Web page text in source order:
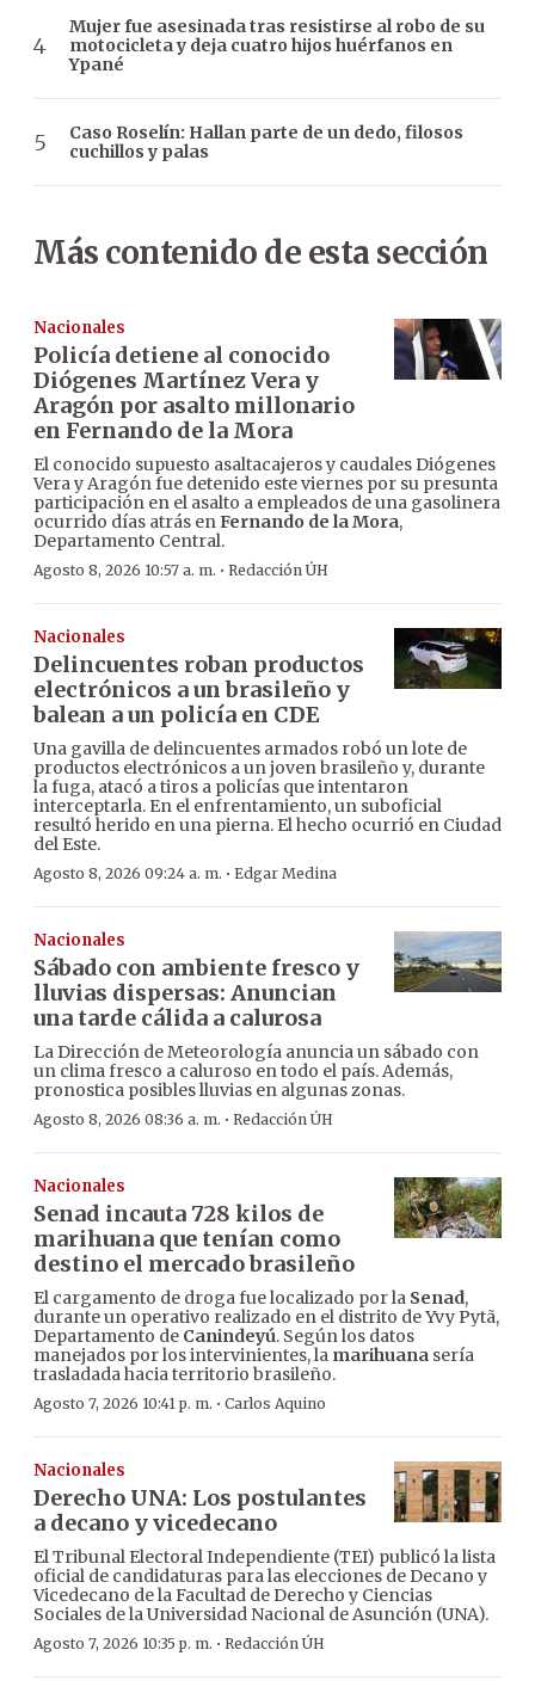
Mujer fue asesinada tras resistirse al robo de su
motocicleta y deja cuatro hijos huérfanos en
Ypané
Caso Roselín: Hallan parte de un dedo, filosos
cuchillos y palas
Más contenido de esta sección
Nacionales
Policía detiene al conocido
Diógenes Martínez Vera y
Aragón por asalto millonario
en Fernando de la Mora
El conocido supuesto asaltacajeros y caudales Diógenes
Vera y Aragón fue detenido este viernes por su presunta
participación en el asalto a empleados de una gasolinera
ocurrido días atrás enFernando de la Mora,
Departamento Central.
Agosto 8, 2026 10:57 a. m. · Redacción ÚH
Nacionales
Delincuentes roban productos
electrónicos a un brasileño y
balean a un policía en CDE
Una gavilla de delincuentes armados robó un lote de
productos electrónicos a un joven brasileño y, durante
la fuga, atacó a tiros a policías que intentaron
interceptarla. En el enfrentamiento, un suboficial
resultó herido en una pierna. El hecho ocurrió en Ciudad
del Este.
Agosto 8, 2026 09:24 a. m. · Edgar Medina
Nacionales
Sábado con ambiente fresco y
lluvias dispersas: Anuncian
una tarde cálida a calurosa
La Dirección de Meteorología anuncia un sábado con
un clima fresco a caluroso en todo el país. Además,
pronostica posibles lluvias en algunas zonas.
Agosto 8, 2026 08:36 a. m. · Redacción ÚH
Nacionales
Senad incauta 728 kilos de
marihuana que tenían como
destino el mercado brasileño
El cargamento de droga fue localizado por la Senad,
durante un operativo realizado en el distrito de Yvy Pytã,
Departamento de Canindeyú. Según los datos
manejados por los intervinientes, la marihuana sería
trasladada hacia territorio brasileño.
Agosto 7, 2026 10:41 p. m. · Carlos Aquino
Nacionales
Derecho UNA: Los postulantes
a decano y vicedecano
El Tribunal Electoral Independiente (TEI) publicó la lista
oficial de candidaturas para las elecciones de Decano y
Vicedecano de la Facultad de Derecho y Ciencias
Sociales de la Universidad Nacional de Asunción (UNA).
Agosto 7, 2026 10:35 p. m. · Redacción ÚH